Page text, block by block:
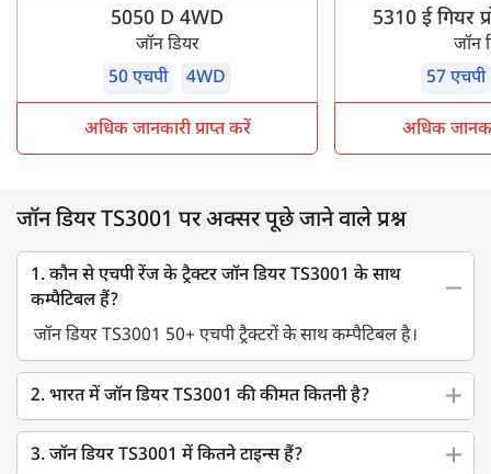
5050 D 4WD
जॉन डियर
50 एचपी
4WD
अधिक जानकारी प्राप्त करें
5310 ई गियर
जॉन
57 एचपी
अधिक
जॉन डियर TS3001 पर अक्सर पूछे जाने वाले प्रश्न
1. कौन से एचपी रेंज के ट्रैक्टर जॉन डियर TS3001 के साथ
कम्पैटिबल हैं?
जॉन डियर TS3001 50+ एचपी ट्रैक्टरों के साथ कम्पैटिबल है।
2. भारत में जॉन डियर TS3001 की कीमत कितनी है?
3. जॉन डियर TS3001 में कितने टाइन्स हैं?